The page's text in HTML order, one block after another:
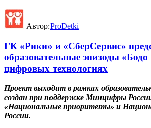
Автор:ProDetki
ГК «Рики» и «СберСервис»
образовательные эпизоды «Бодо
цифровых технологиях
Проект выходит в рамках
создан при поддержке Минцифры
«Национальные приоритеты» и
России.